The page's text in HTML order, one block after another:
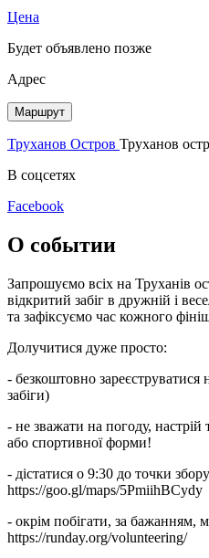
Цена
Будет объявлено позже
Адрес
Маршрут
Труханов Остров Труханов
В соцсетях
Facebook
О событии
Запрошуємо всіх на Труханів
відкритий забіг в дружній і
та зафіксуємо час кожного
Долучитися дуже просто:
- безкоштовно зареєструватися
забіги)
- не зважати на погоду,
або спортивної форми!
- дістатися о 9:30 до точки збору
https://goo.gl/maps/5PmiihBCydy
- окрім побігати, за
https://runday.org/volunteering/